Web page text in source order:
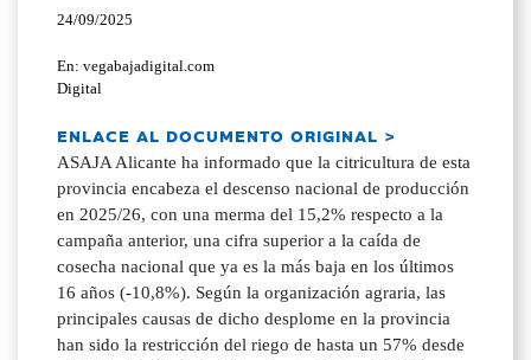
24/09/2025
En: vegabajadigital.com
Digital
ENLACE AL DOCUMENTO ORIGINAL >
ASAJA Alicante ha informado que la citricultura de esta
provincia encabeza el descenso nacional de producción
en 2025/26, con una merma del 15,2% respecto a la
campaña anterior, una cifra superior a la caída de
cosecha nacional que ya es la más baja en los últimos
16 años (-10,8%). Según la organización agraria, las
principales causas de dicho desplome en la provincia
han sido la restricción del riego de hasta un 57% desde